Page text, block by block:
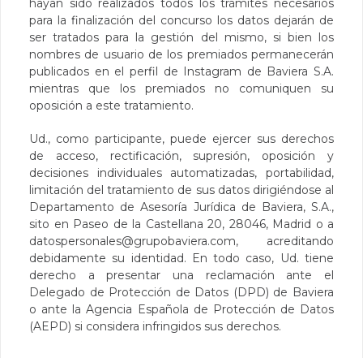
hayan sido realizados todos los trámites necesarios
para la finalización del concurso los datos dejarán de
ser tratados para la gestión del mismo, si bien los
nombres de usuario de los premiados permanecerán
publicados en el perfil de Instagram de Baviera S.A.
mientras que los premiados no comuniquen su
oposición a este tratamiento.
Ud., como participante, puede ejercer sus derechos
de acceso, rectificación, supresión, oposición y
decisiones individuales automatizadas, portabilidad,
limitación del tratamiento de sus datos dirigiéndose al
Departamento de Asesoría Jurídica de Baviera, S.A.,
sito en Paseo de la Castellana 20, 28046, Madrid o a
datospersonales@grupobaviera.com, acreditando
debidamente su identidad. En todo caso, Ud. tiene
derecho a presentar una reclamación ante el
Delegado de Protección de Datos (DPD) de Baviera
o ante la Agencia Española de Protección de Datos
(AEPD) si considera infringidos sus derechos.